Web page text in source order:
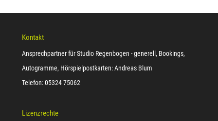
Kontakt
Ansprechpartner für Studio Regenbogen - generell, Bookings,
Autogramme, Hörspielpostkarten: Andreas Blum
Telefon: 05324 75062
Lizenzrechte